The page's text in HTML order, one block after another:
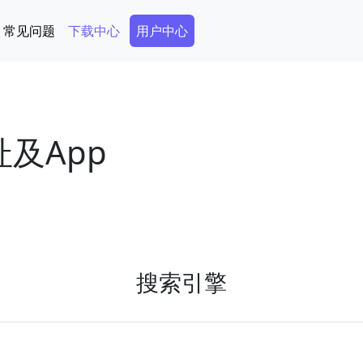
常见问题 下载中心 Secondary Menu
用户中心
及App
搜索引擎